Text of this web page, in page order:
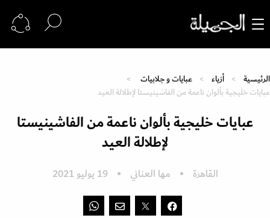
الرئيسية أزياء
عبايات و جلابيات
عبايات خليجية بألوان ناعمة من الفاشينيستا لإطلالة العيد
عبايات خليجية بألوان ناعمة من الفاشينيستا
لإطلالة العيد
القاهرة مها العناني 19 يوليو 2021